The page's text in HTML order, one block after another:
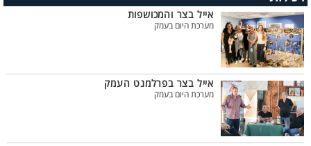
אייל בצר והמכושפות
מערכת היום בעמק
אייל בצר בפרלמנט העמק
מערכת היום בעמק